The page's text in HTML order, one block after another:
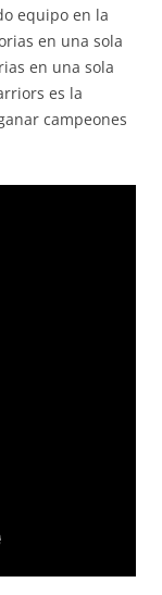
equipo en la
en una sola
en una sola
es la
campeones